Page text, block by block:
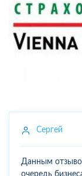
Сергей
Данным